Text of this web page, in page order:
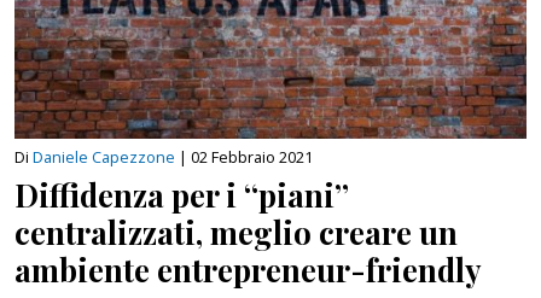
Di Daniele Capezzone | 02 Febbraio 2021
Diffidenza per i “piani”
centralizzati, meglio creare un
ambiente entrepreneur-friendly